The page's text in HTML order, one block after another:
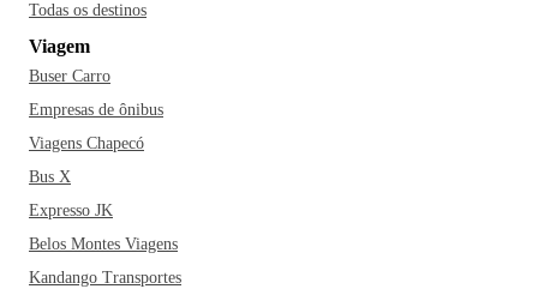
todas as partes do mundo. Curta São Paulo ao máximo e
viva tudo que a cidade tem para oferecer!
Todas os destinos
Viagem
Buser Carro
Empresas de ônibus
Viagens Chapecó
Bus X
Expresso JK
Belos Montes Viagens
Kandango Transportes